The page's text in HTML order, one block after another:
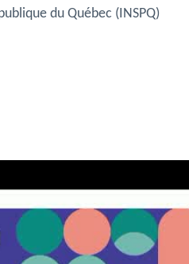
du Québec (INSPQ)